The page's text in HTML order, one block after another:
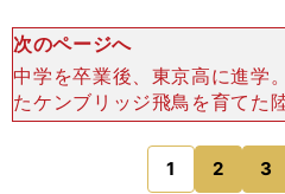
次のページへ
中学を卒業後、東京高に進学
たケンブリッジ飛鳥を育てた
は７種競技の選手として練
な彼女が、どうして楕円球
は、昨年春
1 2 3
のページへ